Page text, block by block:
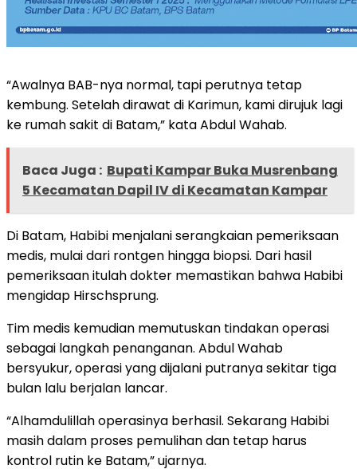
“Awalnya BAB-nya normal, tapi perutnya tetap
kembung. Setelah dirawat di Karimun, kami dirujuk lagi
ke rumah sakit di Batam,” kata Abdul Wahab.
Baca Juga : Bupati Kampar Buka Musrenbang
5 Kecamatan Dapil IV di Kecamatan Kampar
Di Batam, Habibi menjalani serangkaian pemeriksaan
medis, mulai dari rontgen hingga biopsi. Dari hasil
pemeriksaan itulah dokter memastikan bahwa Habibi
mengidap Hirschsprung.
Tim medis kemudian memutuskan tindakan operasi
sebagai langkah penanganan. Abdul Wahab
bersyukur, operasi yang dijalani putranya sekitar tiga
bulan lalu berjalan lancar.
“Alhamdulillah operasinya berhasil. Sekarang Habibi
masih dalam proses pemulihan dan tetap harus
kontrol rutin ke Batam,” ujarnya.